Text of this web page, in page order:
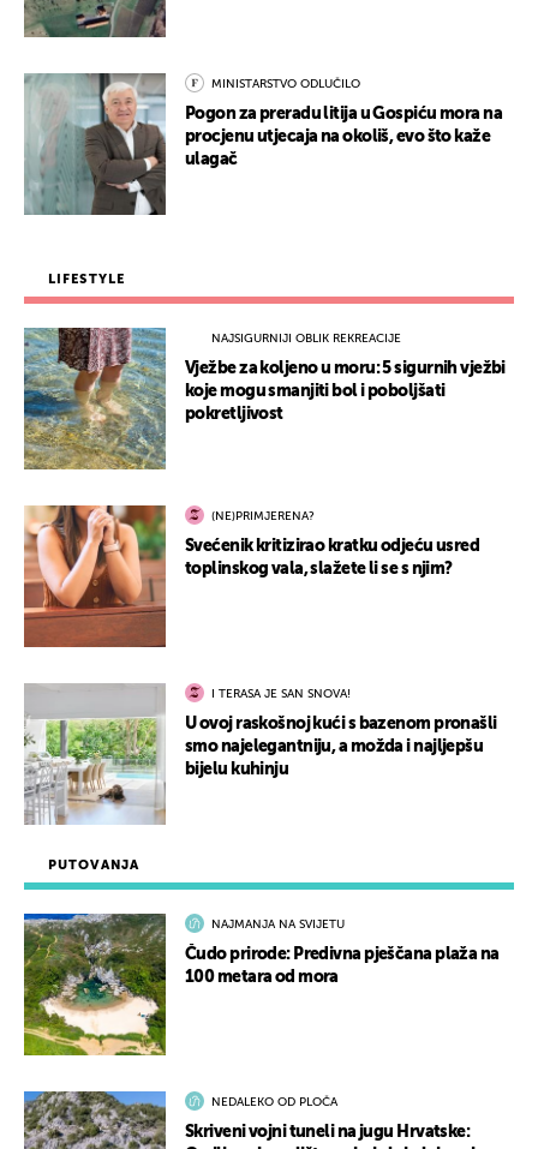
PUTOVANJA
NAJMANJA NA SVIJETU
Čudo prirode: Predivna pješčana plaža na
100 metara od mora
NEDALEKO OD PLOČA
Skriveni vojni tuneli na jugu Hrvatske:
MINISTARSTVO ODLUČILO
Pogon za preradu litija u Gospiću mora na
procjenu utjecaja na okoliš, evo što kaže
ulagač
LIFESTYLE
NAJSIGURNIJI OBLIK REKREACIJE
Vježbe za koljeno u moru: 5 sigurnih vježbi
koje mogu smanjiti bol i poboljšati
pokretljivost
(NE)PRIMJERENA?
Svećenik kritizirao kratku odjeću usred
toplinskog vala, slažete li se s njim?
I TERASA JE SAN SNOVA!
U ovoj raskošnoj kući s bazenom pronašli
smo najelegantniju, a možda i najljepšu
bijelu kuhinju